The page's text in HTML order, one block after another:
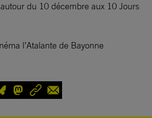
du 10 décembre aux 10 Jours
l’Atalante de Bayonne